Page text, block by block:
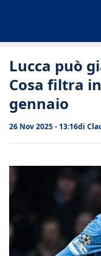
Lucca può
Cosa filtra
gennaio
26 Nov 2025 - 13:16di